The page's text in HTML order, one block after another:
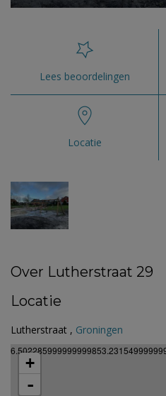
Lees beoordelingen
Locatie
Over Lutherstraat 29
Locatie
Lutherstraat , Groningen
+
-